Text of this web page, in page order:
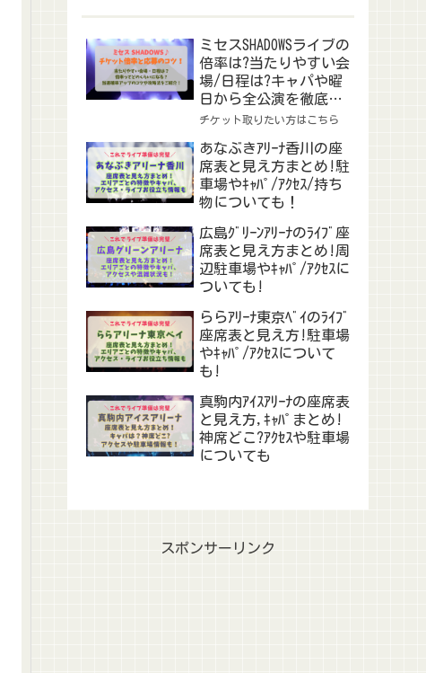
ミセスSHADOWSライブの
倍率は?当たりやすい会
場/日程は?キャパや曜
日から全公演を徹底予
想！
チケット取りたい方はこちら
あなぶきｱﾘｰﾅ香川の座
席表と見え方まとめ!駐
車場やｷｬﾊﾟ/ｱｸｾｽ/持ち
物についても！
広島ｸﾞﾘｰﾝｱﾘｰﾅのﾗｲﾌﾞ座
席表と見え方まとめ!周
辺駐車場やｷｬﾊﾟ/ｱｸｾｽに
ついても!
ららｱﾘｰﾅ東京ﾍﾞｲのﾗｲﾌﾞ
座席表と見え方!駐車場
やｷｬﾊﾟ/ｱｸｾｽについて
も!
真駒内ｱｲｽｱﾘｰﾅの座席表
と見え方,ｷｬﾊﾟまとめ!
神席どこ?ｱｸｾｽや駐車場
についても
スポンサーリンク